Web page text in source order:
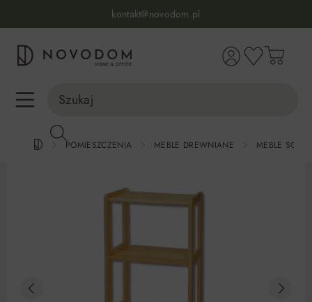
kontakt@novodom.pl
Dostawa z wniesieniem
30 dni na zwrot lub wymianę
98% zadowolonych klientów
POMIESZCZENIA MEBLE DREWNIANE MEBLE